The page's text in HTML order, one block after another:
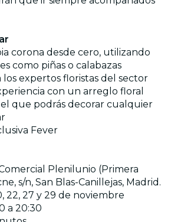
corona desde cero, utilizando
como piñas o calabazas
los expertos floristas del sector
con un arreglo floral
que podrás decorar cualquier
Fever
Plenilunio (Primera
s/n, San Blas-Canillejas, Madrid.
22, 27 y 29 de noviembre
a 20:30